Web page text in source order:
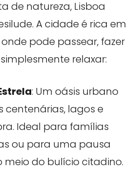
de natureza, Lisboa
A cidade é rica em
pode passear, fazer
relaxar:
: Um oásis urbano
centenárias, lagos e
Ideal para famílias
ou para uma pausa
meio do bulício citadino.